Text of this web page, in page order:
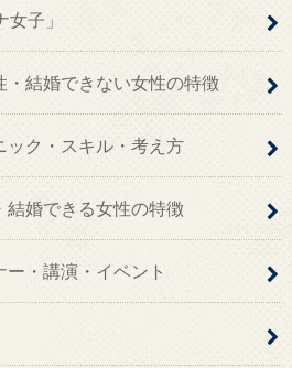
子」
結婚できない女性の特徴
ック・スキル・考え方
結婚できる女性の特徴
・講演・イベント